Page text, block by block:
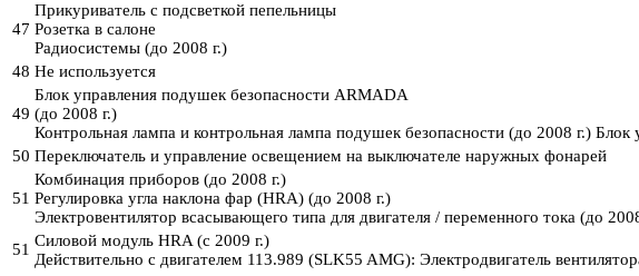
47
Прикуриватель с подсветкой пепельницы
Розетка в салоне
Радиосистемы (до 2008 г.)
48 Не используется
49
Блок управления подушек безопасности ARMADA
(до 2008 г.)
Контрольная лампа и контрольная лампа подушек безопасности (до 2008 г.)
50 Переключатель и управление освещением на выключателе наружных фонарей
51
Комбинация приборов (до 2008 г.)
Регулировка угла наклона фар (HRA) (до 2008 г.)
Электровентилятор всасывающего типа для двигателя / переменного тока (до
51 Силовой модуль HRA (с 2009 г.)
Действительно с двигателем 113.989 (SLK55 AMG): Электродвигатель